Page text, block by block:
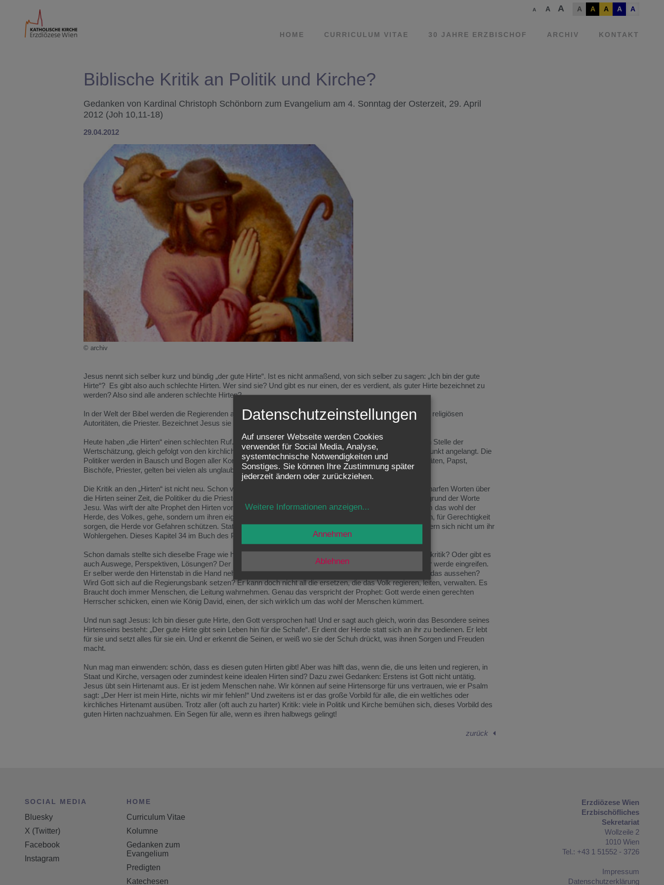
A A A A A A A A
HOME CURRICULUM VITAE 30 JAHRE ERZBISCHOF ARCHIV KONTAKT
Biblische Kritik an Politik und Kirche?
Gedanken von Kardinal Christoph Schönborn zum Evangelium am 4. Sonntag der Osterzeit, 29. April
2012 (Joh 10,11-18)
29.04.2012
© archiv
Jesus nennt sich selber kurz und bündig „der gute Hirte“. Ist es nicht anmaßend, von sich selber zu sagen: „Ich bin der gute
Hirte“? Es gibt also auch schlechte Hirten. Wer sind sie? Und gibt es nur einen, der es verdient, als guter Hirte bezeichnet zu
werden? Also sind alle anderen schlechte Hirten?
In der Welt der Bibel werden die Regierenden als Hirten bezeichnet, die Könige, die Herrscher, aber auch die religiösen
Autoritäten, die Priester. Bezeichnet Jesus sie alle als schlechte Hirten, wenn nur er der gute Hirte ist?
Heute haben „die Hirten“ einen schlechten Ruf. In den meisten Umfragen liegen die Politiker an der untersten Stelle der
Wertschätzung, gleich gefolgt von den kirchlichen Autoritäten. Das Vertrauen in „die Hirten“ ist an einen Tiefpunkt angelangt. Die
Politiker werden in Bausch und Bogen aller Korruption und Unfähigkeit verdächtigt. Und die kirchliche Autoritäten, Papst,
Bischöfe, Priester, gelten bei vielen als unglaubwürdig, durch Skandale und deren Vertuschungen belastet.
Die Kritik an den „Hirten“ ist nicht neu. Schon vor zweieinhalb Jahrhunderten ist der Prophet Ezechiel mit scharfen Worten über
die Hirten seiner Zeit, die Politiker du die Priester, hergezogen. Seine unerbittliche Schelte ist auch im Hintergrund der Worte
Jesu. Was wirft der alte Prophet den Hirten vor? Dass sie nur an sich selber denken. Dass es ihnen nicht um das wohl der
Herde, des Volkes, gehe, sondern um ihren eigenen Nutzen. Sie sollten auch die Not der Menschen schauen, für Gerechtigkeit
sorgen, die Herde vor Gefahren schützen. Stattdessen beuten sie sie aus, bereichern sich an ihr und kümmern sich nicht um ihr
Wohlergehen. Dieses Kapitel 34 im Buch des Propheten Ezechiel hat es in sich.
Schon damals stellte sich dieselbe Frage wie heute: bleibt es nur bei der Kritik? Politikerschelte und Kirchenkritik? Oder gibt es
auch Auswege, Perspektiven, Lösungen? Der Prophet Ezechiel spricht eine große Hoffnung aus: Gott selber werde eingreifen.
Er selber werde den Hirtenstab in die Hand nehmen und ihn den korrupten Hirten wegnehmen. Aber wie soll das aussehen?
Wird Gott sich auf die Regierungsbank setzen? Er kann doch nicht all die ersetzen, die das Volk regieren, leiten, verwalten. Es
Braucht doch immer Menschen, die Leitung wahrnehmen. Genau das verspricht der Prophet: Gott werde einen gerechten
Herrscher schicken, einen wie König David, einen, der sich wirklich um das wohl der Menschen kümmert.
Und nun sagt Jesus: Ich bin dieser gute Hirte, den Gott versprochen hat! Und er sagt auch gleich, worin das Besondere seines
Hirtenseins besteht: „Der gute Hirte gibt sein Leben hin für die Schafe“. Er dient der Herde statt sich an ihr zu bedienen. Er lebt
für sie und setzt alles für sie ein. Und er erkennt die Seinen, er weiß wo sie der Schuh drückt, was ihnen Sorgen und Freuden
macht.
Nun mag man einwenden: schön, dass es diesen guten Hirten gibt! Aber was hilft das, wenn die, die uns leiten und regieren, in
Staat und Kirche, versagen oder zumindest keine idealen Hirten sind? Dazu zwei Gedanken: Erstens ist Gott nicht untätig.
Jesus übt sein Hirtenamt aus. Er ist jedem Menschen nahe. Wir können auf seine Hirtensorge für uns vertrauen, wie er Psalm
sagt: „Der Herr ist mein Hirte, nichts wir mir fehlen!“ Und zweitens ist er das große Vorbild für alle, die ein weltliches oder
kirchliches Hirtenamt ausüben. Trotz aller (oft auch zu harter) Kritik: viele in Politik und Kirche bemühen sich, dieses Vorbild des
guten Hirten nachzuahmen. Ein Segen für alle, wenn es ihren halbwegs gelingt!
zurück
SOCIAL MEDIA
Bluesky
X (Twitter)
Facebook
Instagram
HOME
Curriculum Vitae
Kolumne
Gedanken zum
Evangelium
Predigten
Katechesen
Erzdiözese Wien
Erzbischöfliches
Sekretariat
Wollzeile 2
1010 Wien
Tel.: +43 1 51552 - 3726
Impressum
Datenschutzerklärung
Datenschutzeinstellungen
Auf unserer Webseite werden Cookies
verwendet für Social Media, Analyse,
systemtechnische Notwendigkeiten und
Sonstiges. Sie können Ihre Zustimmung später
jederzeit ändern oder zurückziehen.
Weitere Informationen anzeigen...
Ablehnen
Annehmen